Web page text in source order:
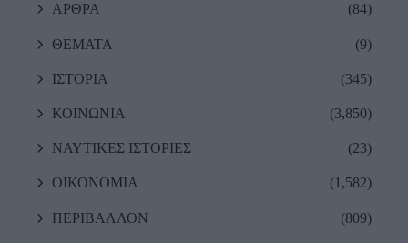
ΑΡΘΡΑ (84)
ΘΕΜΑΤΑ (9)
ΙΣΤΟΡΙΑ (345)
ΚΟΙΝΩΝΙΑ (3,850)
ΝΑΥΤΙΚΕΣ ΙΣΤΟΡΙΕΣ (23)
ΟΙΚΟΝΟΜΙΑ (1,582)
ΠΕΡΙΒΑΛΛΟΝ (809)